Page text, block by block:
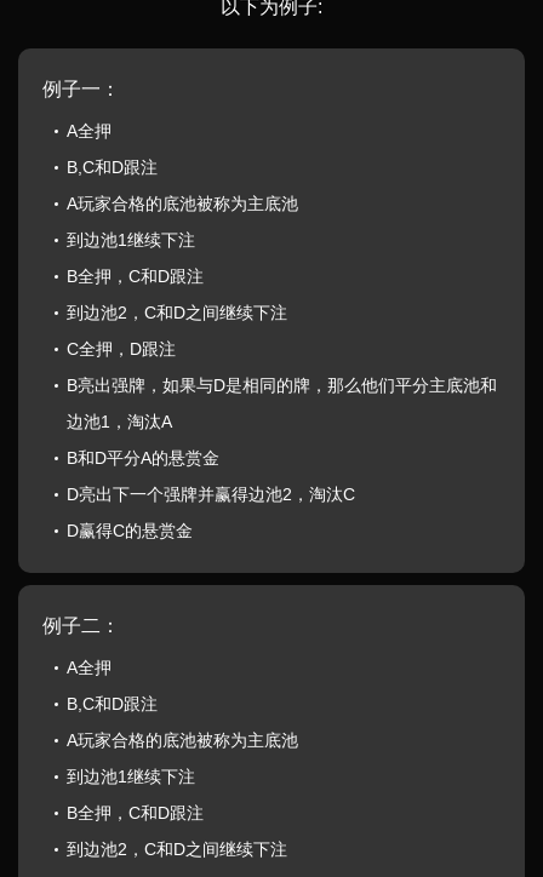
以下为例子:
例子一：
A全押
B,C和D跟注
A玩家合格的底池被称为主底池
到边池1继续下注
B全押，C和D跟注
到边池2，C和D之间继续下注
C全押，D跟注
B亮出强牌，如果与D是相同的牌，那么他们平分主底池和
边池1，淘汰A
B和D平分A的悬赏金
D亮出下一个强牌并赢得边池2，淘汰C
D赢得C的悬赏金
例子二：
A全押
B,C和D跟注
A玩家合格的底池被称为主底池
到边池1继续下注
B全押，C和D跟注
到边池2，C和D之间继续下注